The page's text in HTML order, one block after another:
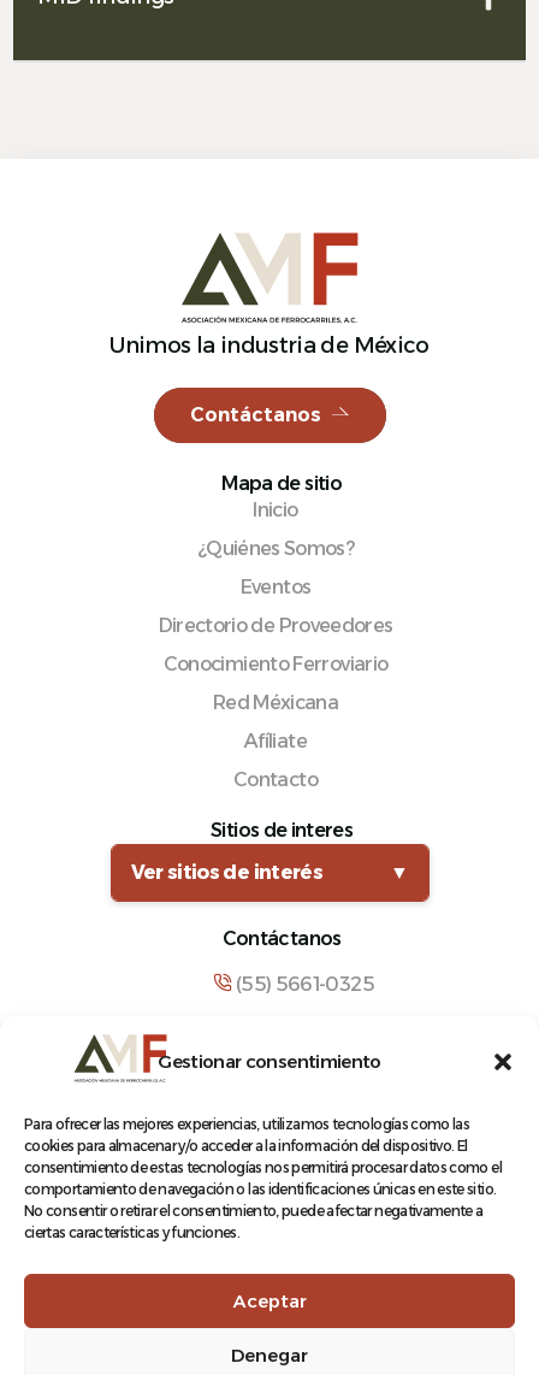
Gestionar consentimiento
Para ofrecer las mejores experiencias, utilizamos tecnologías como las
cookies para almacenar y/o acceder a la información del dispositivo. El
consentimiento de estas tecnologías nos permitirá procesar datos como el
comportamiento de navegación o las identificaciones únicas en este sitio.
No consentir o retirar el consentimiento, puede afectar negativamente a
ciertas características y funciones.
Aceptar
Denegar
Unimos la industria de México
Contáctanos
Mapa de sitio
Inicio
¿Quiénes Somos?
Eventos
Directorio de Proveedores
Conocimiento Ferroviario
Red Méxicana
Afíliate
Contacto
Sitios de interes
Ver sitios de interés
▼
Contáctanos
(55) 5661-0325
Manuel María Contreras 133, Cuauhtémoc,